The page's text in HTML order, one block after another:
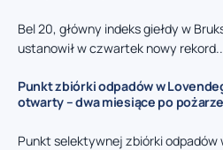
Bel 20, główny indeks giełdy w
ustanowił w czwartek nowy
Punkt zbiórki odpadów w
otwarty – dwa miesiące po pożarze
Punkt selektywnej zbiórki odpadów